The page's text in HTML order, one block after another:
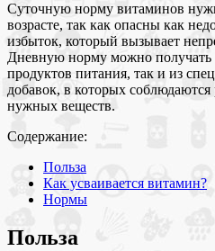
Суточную норму витаминов
возрасте, так как опасны как
избыток, который вызывает
Дневную норму можно
продуктов питания, так и из
добавок, в которых
нужных веществ.
Содержание:
Польза
Как усваивается витамин?
Нормы
Польза